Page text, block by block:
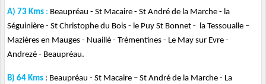
A) 73 Kms : Beaupréau - St Macaire - St André de la Marche - la
Séguinière - St Christophe du Bois - le Puy St Bonnet - la Tessoualle –
Mazières en Mauges - Nuaillé - Trémentines - Le May sur Evre -
Andrezé - Beaupréau.
B) 64 Kms : Beaupréau - St Macaire – St André de la Marche - La